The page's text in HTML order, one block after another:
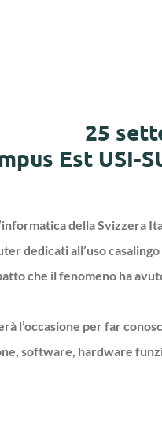
25
Est USI-
della Svizzera
dedicati all’uso
che il fenomeno ha
l’occasione per far
software, hardware